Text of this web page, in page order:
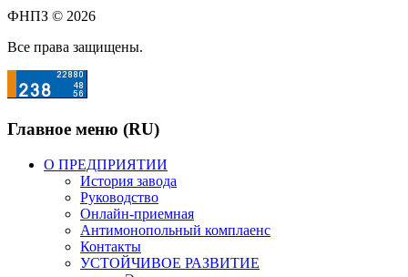
ФНПЗ © 2026
Все права защищены.
Главное меню (RU)
О ПРЕДПРИЯТИИ
История завода
Руководство
Онлайн-приемная
Антимонопольный комплаенс
Контакты
УСТОЙЧИВОЕ РАЗВИТИЕ